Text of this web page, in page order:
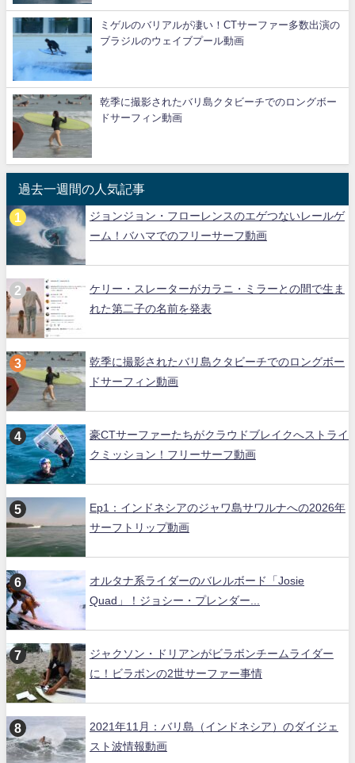
ミゲルのバリアルが凄い！CTサーファー多数出演の
ブラジルのウェイブプール動画
乾季に撮影されたバリ島クタビーチでのロングボー
ドサーフィン動画
過去一週間の人気記事
ジョンジョン・フローレンスのエゲつないレールゲ
ーム！バハマでのフリーサーフ動画
ケリー・スレーターがカラニ・ミラーとの間で生ま
れた第二子の名前を発表
乾季に撮影されたバリ島クタビーチでのロングボー
ドサーフィン動画
豪CTサーファーたちがクラウドブレイクへストライ
クミッション！フリーサーフ動画
Ep1：インドネシアのジャワ島サワルナへの2026年
サーフトリップ動画
オルタナ系ライダーのバレルボード「Josie
Quad」！ジョシー・プレンダー...
ジャクソン・ドリアンがビラボンチームライダー
に！ビラボンの2世サーファー事情
2021年11月：バリ島（インドネシア）のダイジェ
スト波情報動画